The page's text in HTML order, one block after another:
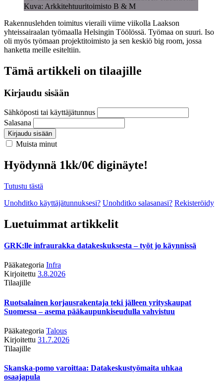
Kuva: Arkkitehtuuritoimisto B & M
Rakennuslehden toimitus vieraili viime viikolla Laakson
yhteissairaalan työmaalla Helsingin Töölössä. Työmaa on suuri. Iso
oli myös työmaan projektitoimisto ja sen keskiö big room, jossa
hanketta meille esiteltiin.
Tämä artikkeli on tilaajille
Kirjaudu sisään
Sähköposti tai käyttäjätunnus
Salasana
Kirjaudu sisään
Muista minut
Hyödynnä 1kk/0€ diginäyte!
Tutustu tästä
Unohditko käyttäjätunnuksesi? Unohditko salasanasi? Rekisteröidy
Luetuimmat artikkelit
GRK:lle infraurakka datakeskuksesta – työt jo käynnissä
Pääkategoria Infra
Kirjoitettu 3.8.2026
Tilaajille
Ruotsalainen korjausrakentaja teki jälleen yrityskaupat
Suomessa – asema pääkaupunkiseudulla vahvistuu
Pääkategoria Talous
Kirjoitettu 31.7.2026
Tilaajille
Skanska-pomo varoittaa: Datakeskustyömaita uhkaa
osaajapula